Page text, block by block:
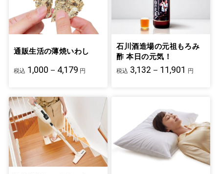
通販生活の薄焼いわし
税込 1,000－4,179 円
石川酒造場の元祖もろみ
酢 本日の元気！
税込 3,132－11,901 円